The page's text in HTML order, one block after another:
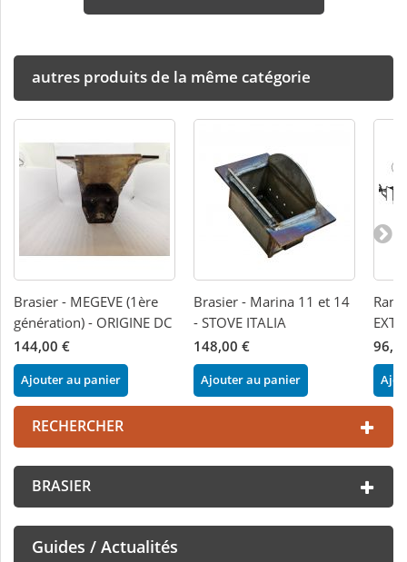
autres produits de la même catégorie
Brasier - MEGEVE (1ère
génération) - ORIGINE DC
144,00 €
Ajouter au panier
Brasier - Marina 11 et 14
- STOVE ITALIA
148,00 €
Ajouter au panier
RECHERCHER
BRASIER
Guides / Actualités